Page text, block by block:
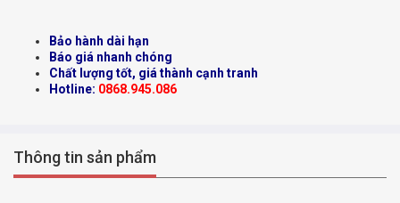
Bảo hành dài hạn
Báo giá nhanh chóng
Chất lượng tốt, giá thành cạnh tranh
Hotline: 0868.945.086
Thông tin sản phẩm